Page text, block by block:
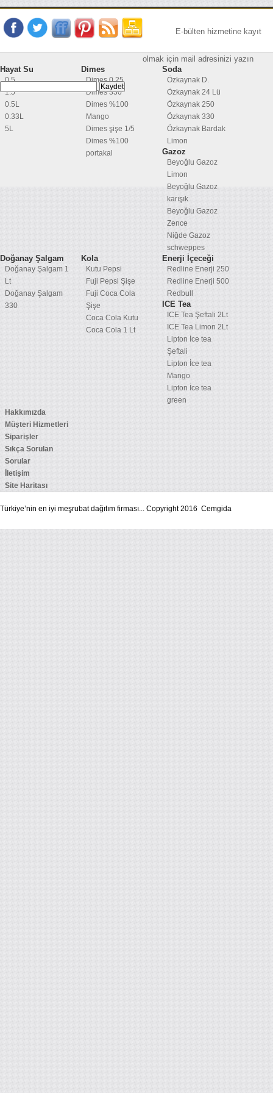
E-bülten hizmetine kayıt
olmak için mail adresinizi yazın
Hayat Su
0.5
1.5
0.5L
0.33L
5L
Dimes
Dimes 0,25
Dimes 330
Dimes %100
Mango
Dimes şişe 1/5
Dimes %100
portakal
Soda
Özkaynak D.
Özkaynak 24 Lü
Özkaynak 250
Özkaynak 330
Özkaynak Bardak
Limon
Gazoz
Beyoğlu Gazoz
Limon
Beyoğlu Gazoz
karışık
Beyoğlu Gazoz
Zence
Niğde Gazoz
schweppes
Doğanay Şalgam
Doğanay Şalgam 1
Lt
Doğanay Şalgam
330
Kola
Kutu Pepsi
Fuji Pepsi Şişe
Fuji Coca Cola
Şişe
Coca Cola Kutu
Coca Cola 1 Lt
Enerji İçeceği
Redline Enerji 250
Redline Enerji 500
Redbull
ICE Tea
ICE Tea Şeftali 2Lt
ICE Tea Limon 2Lt
Lipton İce tea
Şeftali
Lipton İce tea
Mango
Lipton İce tea
green
Hakkımızda
Müşteri Hizmetleri
Siparişler
Sıkça Sorulan
Sorular
İletişim
Site Haritası
Türkiye’nin en iyi meşrubat dağıtım firması... Copyright 2016 Cemgida